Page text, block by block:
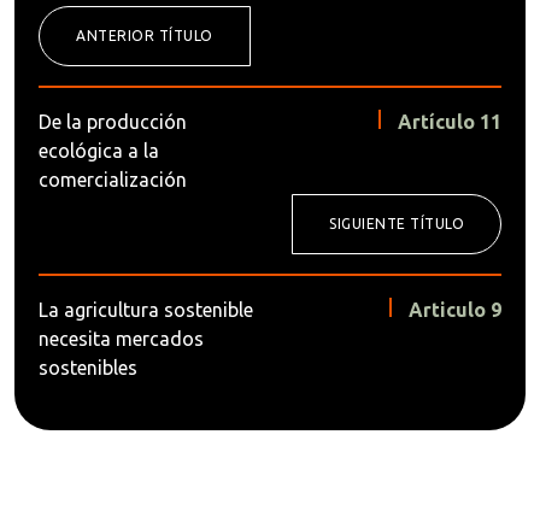
ANTERIOR TÍTULO
De la producción
ecológica a la
comercialización
Artículo 11
SIGUIENTE TÍTULO
La agricultura sostenible
necesita mercados
sostenibles
Articulo 9